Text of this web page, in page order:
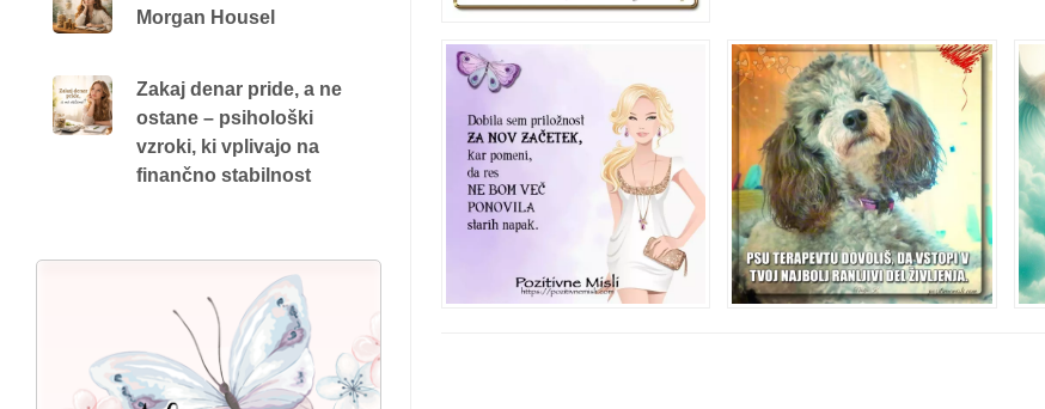
Morgan Housel
Zakaj denar pride, a ne
ostane – psihološki
vzroki, ki vplivajo na
finančno stabilnost